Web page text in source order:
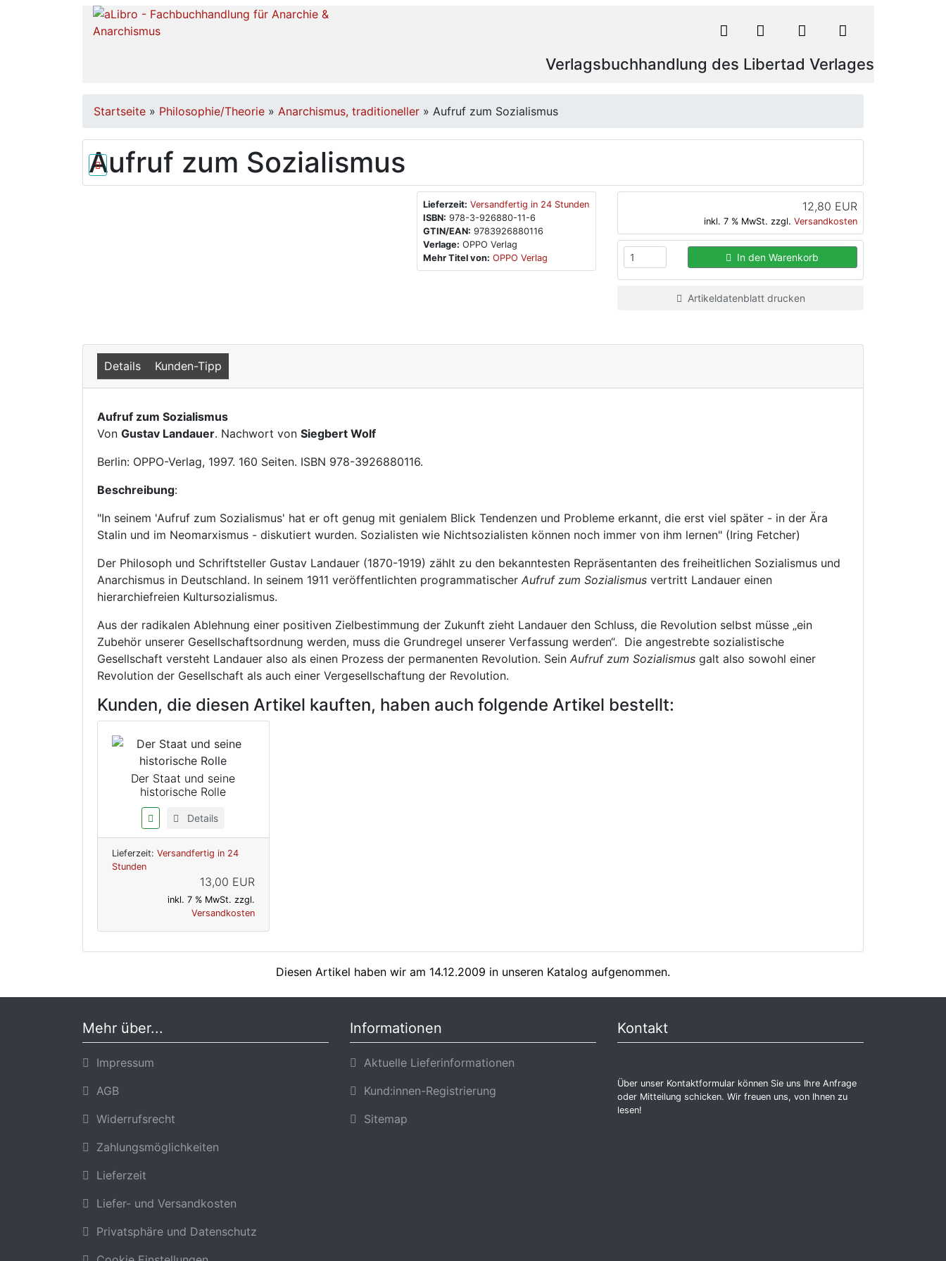
Verlagsbuchhandlung des Libertad Verlages
Startseite » Philosophie/Theorie » Anarchismus, traditioneller » Aufruf zum Sozialismus
Aufruf zum Sozialismus
Lieferzeit: Versandfertig in 24 Stunden
ISBN: 978-3-926880-11-6
GTIN/EAN: 9783926880116
Verlage: OPPO Verlag
Mehr Titel von: OPPO Verlag
12,80 EUR
inkl. 7 % MwSt. zzgl. Versandkosten
In den Warenkorb
Artikeldatenblatt drucken
Details Kunden-Tipp
Aufruf zum Sozialismus
Von Gustav Landauer. Nachwort von Siegbert Wolf
Berlin: OPPO-Verlag, 1997. 160 Seiten. ISBN 978-3926880116.
Beschreibung:
"In seinem 'Aufruf zum Sozialismus' hat er oft genug mit genialem Blick Tendenzen und Probleme erkannt, die erst viel später - in der Ära
Stalin und im Neomarxismus - diskutiert wurden. Sozialisten wie Nichtsozialisten können noch immer von ihm lernen" (Iring Fetcher)
Der Philosoph und Schriftsteller Gustav Landauer (1870-1919) zählt zu den bekanntesten Repräsentanten des freiheitlichen Sozialismus und
Anarchismus in Deutschland. In seinem 1911 veröffentlichten programmatischer Aufruf zum Sozialismus vertritt Landauer einen
hierarchiefreien Kultursozialismus.
Aus der radikalen Ablehnung einer positiven Zielbestimmung der Zukunft zieht Landauer den Schluss, die Revolution selbst müsse „ein
Zubehör unserer Gesellschaftsordnung werden, muss die Grundregel unserer Verfassung werden“. Die angestrebte sozialistische
Gesellschaft versteht Landauer also als einen Prozess der permanenten Revolution. Sein Aufruf zum Sozialismus galt also sowohl einer
Revolution der Gesellschaft als auch einer Vergesellschaftung der Revolution.
Kunden, die diesen Artikel kauften, haben auch folgende Artikel bestellt:
Der Staat und seine
historische Rolle
Details
Lieferzeit: Versandfertig in 24
Stunden
13,00 EUR
inkl. 7 % MwSt. zzgl.
Versandkosten
Diesen Artikel haben wir am 14.12.2009 in unseren Katalog aufgenommen.
Mehr über...
Impressum
AGB
Widerrufsrecht
Zahlungsmöglichkeiten
Lieferzeit
Liefer- und Versandkosten
Privatsphäre und Datenschutz
Informationen
Aktuelle Lieferinformationen
Kund:innen-Registrierung
Sitemap
Kontakt
Über unser Kontaktformular können Sie uns Ihre Anfrage
oder Mitteilung schicken. Wir freuen uns, von Ihnen zu
lesen!